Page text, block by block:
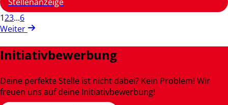
123...6
Weiter
Initiativbewerbung
Deine perfekte Stelle ist nicht dabei? Kein Problem! Wir
freuen uns auf deine Initiativbewerbung!